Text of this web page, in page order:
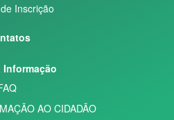
Inscrição
Informação
AO CIDADÃO